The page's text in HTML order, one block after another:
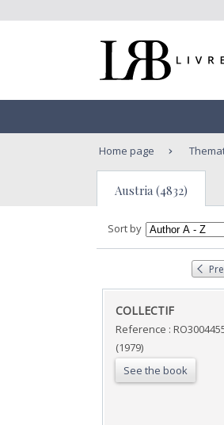
Home page
Austria (4832)
Sort by
‎COLLECTIF‎
Reference :
(1979)
See the book